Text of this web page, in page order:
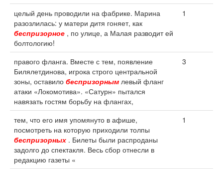
целый день проводили на фабрике. Марина
разозлилась: у матери дитя гоняет, как
беспризорное , по улице, а Малая разводит ей
болтологию!
1
правого фланга. Вместе с тем, появление
Билялетдинова, игрока строго центральной
зоны, оставило беспризорным левый фланг
атаки «Локомотива». «Сатурн» пытался
навязать гостям борьбу на флангах,
3
тем, что его имя упомянуто в афише,
посмотреть на которую приходили толпы
беспризорных . Билеты были распроданы
задолго до спектакля. Весь сбор отнесли в
редакцию газеты «
1